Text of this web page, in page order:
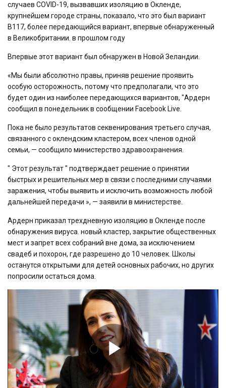
случаев COVID-19, вызвавших изоляцию в Окленде,
крупнейшем городе страны, показало, что это был вариант
B117, более передающийся вариант, впервые обнаруженный
в Великобритании. в прошлом году
Впервые этот вариант был обнаружен в Новой Зеландии.
«Мы были абсолютно правы, приняв решение проявить
особую осторожность, потому что предполагали, что это
будет один из наиболее передающихся вариантов, "Ардерн
сообщил в понедельник в сообщении Facebook Live.
Пока не было результатов секвенирования третьего случая,
связанного с оклендским кластером, всех членов одной
семьи, — сообщило министерство здравоохранения.
" Этот результат " подтверждает решение о принятии
быстрых и решительных мер в связи с последними случаями
заражения, чтобы выявить и исключить возможность любой
дальнейшей передачи », — заявили в министерстве.
Ардерн приказал трехдневную изоляцию в Окленде после
обнаружения вируса. новый кластер, закрытие общественных
мест и запрет всех собраний вне дома, за исключением
свадеб и похорон, где разрешено до 10 человек. Школы
останутся открытыми для детей основных рабочих, но других
попросили остаться дома.
Play